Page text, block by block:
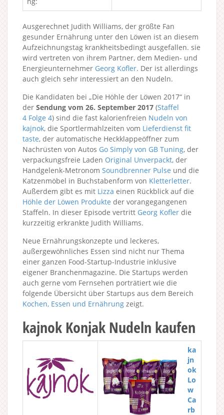
Ausgerechnet Judith Williams, der größte Fan
gesunder Ernährung unter den Löwen ist an diesem
Aufzeichnungstag krankheitsbedingt ausgefallen. sie
wird vertreten von ihrem Partner, dem Medien- und
Energieunternehmer Georg Kofler. Der ist allerdings
auch gleich sehr interessiert an den Nudeln.
Die Kandidaten bei „Die Höhle der Löwen 2017“ in
der Sendung vom 26. September 2017 (Staffel
4 Folge 4) sind die fast kalorienfreien Nudeln von
kajnok, die Sportlermahlzeiten vom Lieferdienst fit
taste, der automatische Heckklappeöffner zum
Nachrüsten von Autos Go Simply von GB Tuning, der
verpackungsfreie Laden Original Unverpackt, der
Handgelenk-Metronom Soundbrenner Pulse und die
Katzenmöbel in Buchstabenform von Kletterletter.
Außerdem gibt es mit Lizza einen Rückblick auf die
Höhle der Löwen Produkte der vorangegangenen
Staffeln. In dieser Episode vertritt Georg Kofler die
kurzzeitig erkrankte Judith Williams.
Neue Ernährungskonzepte und leckeres,
außergewöhnliches Essen sind nicht nur Thema
einer ganzen Food-Startup-Industrie inklusive
eigener Branchenmagazine. Die Startups werden
auch gerne vom Fernsehen porträtiert wie die
folgende Übersicht über Startups aus dem Bereich
Kochen, Essen und Ernährung zeigt.
kajnok Konjak Nudeln kaufen
ka
jn
ok
Lo
w
Ca
rb